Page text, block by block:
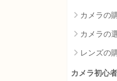
カメラの
カメラの
レンズの
カメラ初心